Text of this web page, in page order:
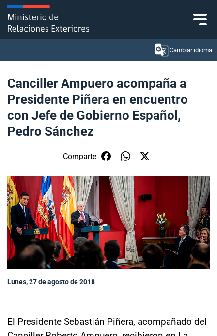
Click acá para ir directamente al contenido
Cambiar idioma
Ministerio
Política Exterior
Subsecretaría de Relaciones Económicas
Internacionales
Sala de prensa
modo claro
Canciller Ampuero acompaña a
Presidente Piñera en encuentro
con Jefe de Gobierno Español,
Pedro Sánchez
Comparte
Lunes, 27 de agosto de 2018
El Presidente Sebastián Piñera, acompañado del